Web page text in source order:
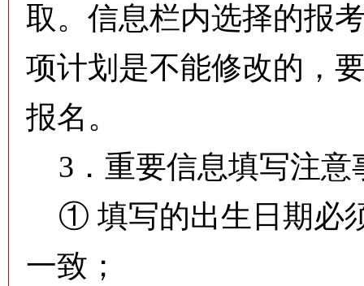
取。信息栏内选择的报
项计划是不能修改的，
报名。
3．重要信息填写注意
① 填写的出生日期必
一致；